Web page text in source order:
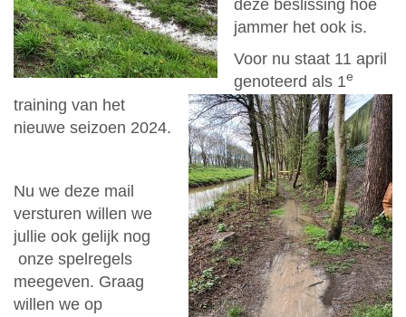
deze beslissing hoe
jammer het ook is.
Voor nu staat 11 april
genoteerd als 1e
training van het
nieuwe seizoen 2024.
Nu we deze mail
versturen willen we
jullie ook gelijk nog
onze spelregels
meegeven. Graag
willen we op